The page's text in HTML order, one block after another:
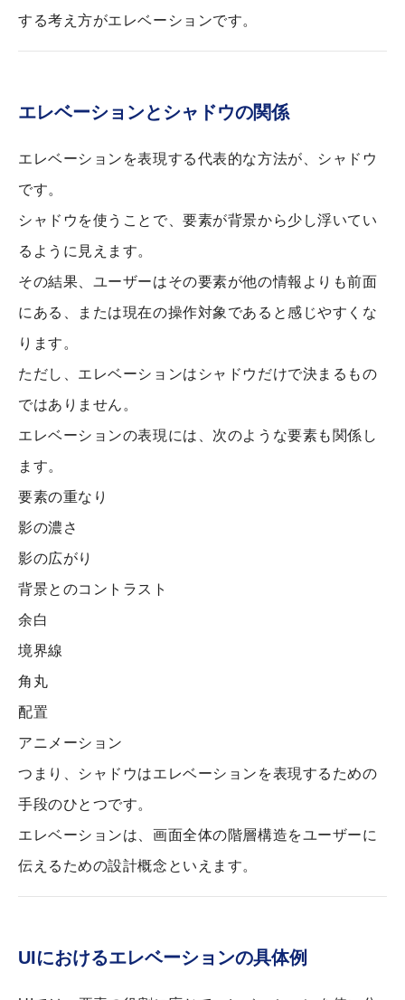
する考え方がエレベーションです。
エレベーションとシャドウの関係
エレベーションを表現する代表的な方法が、シャドウ
です。
シャドウを使うことで、要素が背景から少し浮いてい
るように見えます。
その結果、ユーザーはその要素が他の情報よりも前面
にある、または現在の操作対象であると感じやすくな
ります。
ただし、エレベーションはシャドウだけで決まるもの
ではありません。
エレベーションの表現には、次のような要素も関係し
ます。
要素の重なり
影の濃さ
影の広がり
背景とのコントラスト
余白
境界線
角丸
配置
アニメーション
つまり、シャドウはエレベーションを表現するための
手段のひとつです。
エレベーションは、画面全体の階層構造をユーザーに
伝えるための設計概念といえます。
UIにおけるエレベーションの具体例